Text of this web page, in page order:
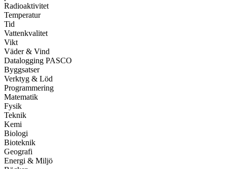
Radioaktivitet
Temperatur
Tid
Vattenkvalitet
Vikt
Väder & Vind
Datalogging PASCO
Byggsatser
Verktyg & Löd
Programmering
Matematik
Fysik
Teknik
Kemi
Biologi
Bioteknik
Geografi
Energi & Miljö